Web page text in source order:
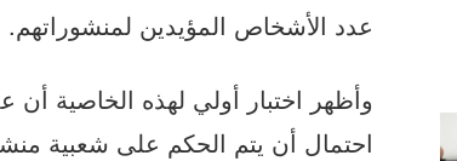
عدد الأشخاص المؤيدين لمنشوراتهم.
وأظهر اختبار أولي لهذه الخاصية
احتمال أن يتم الحكم على شعبية